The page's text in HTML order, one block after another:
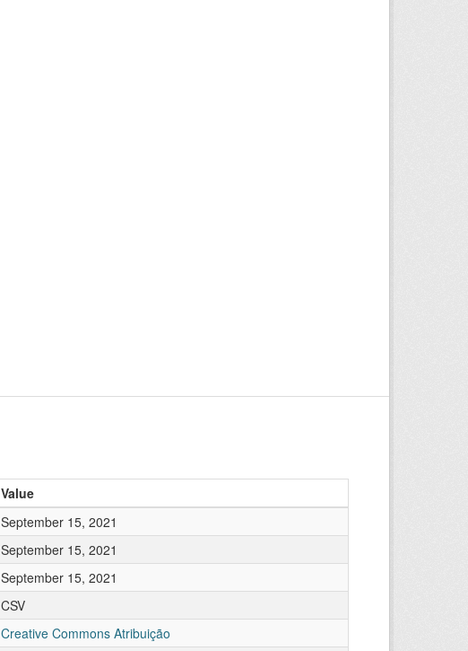
Value
September 15, 2021
September 15, 2021
September 15, 2021
CSV
Creative Commons Atribuição